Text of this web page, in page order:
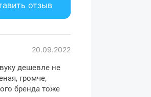
отзыв
20.09.2022
дешевле не
громче,
бренда тоже